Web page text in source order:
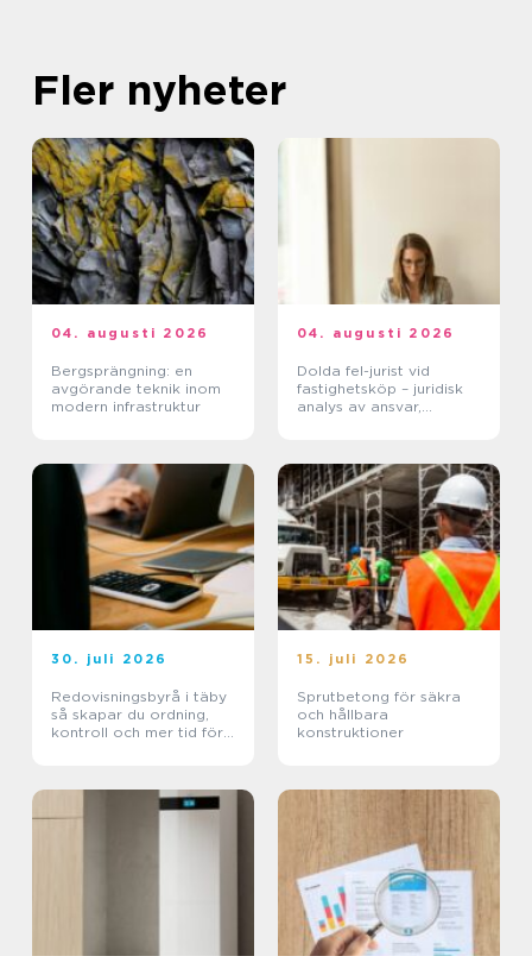
Fler nyheter
04. augusti 2026
Bergsprängning: en
avgörande teknik inom
modern infrastruktur
04. augusti 2026
Dolda fel-jurist vid
fastighetsköp – juridisk
analys av ansvar,
30. juli 2026
Redovisningsbyrå i täby
så skapar du ordning,
kontroll och mer tid för
15. juli 2026
Sprutbetong för säkra
och hållbara
konstruktioner